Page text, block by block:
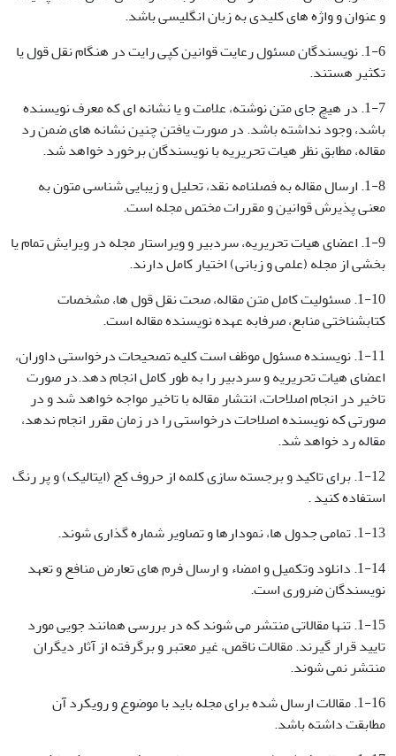
و عنوان و واژه های کلیدی به زبان انگلیسی باشد.
1-6. نویسندگان مسئول رعایت قوانین کپی رایت در هنگام نقل قول یا
تکثیر هستند.
1-7. در هیچ جای متن نوشته، علامت و یا نشانه ای که معرف نویسنده
باشد، وجود نداشته باشد. در صورت یافتن چنین نشانه های ضمن رد
مقاله، مطابق نظر هیات تحریریه با نویسندگان برخورد خواهد شد.
1-8. ارسال مقاله به فصلنامه نقد، تحلیل و زیبایی شناسی متون به
معنی پذیرش قوانین و مقررات مختص مجله است.
1-9. اعضای هیات تحریریه، سردبیر و ویراستار مجله در ویرایش تمام یا
بخشی از مجله (علمی و زبانی) اختیار کامل دارند.
1-10. مسئولیت کامل متن مقاله، صحت نقل قول ها، مشخصات
کتابشناختی منابع، صرفابه عهده نویسنده مقاله است.
1-11. نویسنده مسئول موظف است کلیه تصحیحات درخواستی داوران،
اعضای هیات تحریریه و سردبیر را به طور کامل انجام دهد.در صورت
تاخیر در انجام اصلاحات، انتشار مقاله با تاخیر مواجه خواهد شد و در
صورتی که نویسنده اصلاحات درخواستی را در زمان مقرر انجام ندهد،
مقاله رد خواهد شد.
1-12. برای تاکید و برجسته سازی کلمه از حروف کج (ایتالیک) و پر رنگ
استفاده کنید .
1-13. تمامی جدول ها، نمودارها و تصاویر شماره گذاری شوند.
1-14. دانلود وتکمیل و امضاء و ارسال فرم های تعارض منافع و تعهد
نویسندگان ضروری است.
1-15. تنها مقالاتی منتشر می شوند که در بررسی همانند جویی مورد
تایید قرار گیرند. مقالات ناقص، غیر معتبر و برگرفته از آثار دیگران
منتشر نمی شوند.
1-16. مقالات ارسال شده برای مجله باید با موضوع و رویکرد آن
مطابقت داشته باشد.